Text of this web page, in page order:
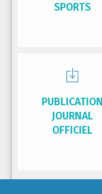
SPORTS
PUBLICATION
JOURNAL
OFFICIEL